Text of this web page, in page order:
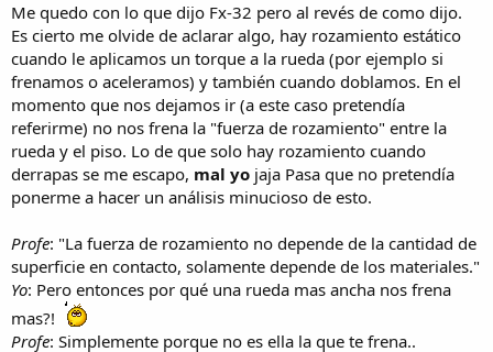
Me quedo con lo que dijo Fx-32 pero al revés de como dijo.
Es cierto me olvide de aclarar algo, hay rozamiento estático
cuando le aplicamos un torque a la rueda (por ejemplo si
frenamos o aceleramos) y también cuando doblamos. En el
momento que nos dejamos ir (a este caso pretendía
referirme) no nos frena la "fuerza de rozamiento" entre la
rueda y el piso. Lo de que solo hay rozamiento cuando
derrapas se me escapo, mal yo jaja Pasa que no pretendía
ponerme a hacer un análisis minucioso de esto.
Profe: "La fuerza de rozamiento no depende de la cantidad de
superficie en contacto, solamente depende de los materiales."
Yo: Pero entonces por qué una rueda mas ancha nos frena
mas?!
Profe: Simplemente porque no es ella la que te frena..